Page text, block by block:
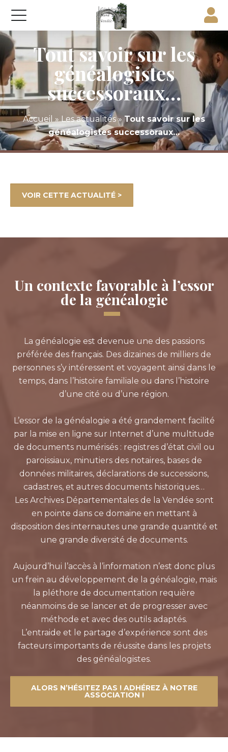
Tout savoir sur les
généalogistes
successoraux…
Accueil»Les actualités»Tout savoir sur les
généalogistes successoraux…
VOIR CETTE ACTUALITÉ >
Un contexte favorable à l’essor
de la généalogie
La généalogie est devenue une des passions
préférée des français. Des dizaines de milliers de
personnes s’y intéressent et voyagent ainsi dans le
temps, dans l’histoire familiale ou dans l’histoire
d’une cité ou d’une région.
L’essor de la généalogie a été grandement facilité
par la mise en ligne sur Internet d’une multitude
de documents numérisés : registres d’état civil ou
paroissiaux, minutiers des notaires, bases de
données militaires, déclarations de successions,
cadastres, et autres documents historiques…
Les Archives Départementales de la Vendée sont
en pointe dans ce domaine en mettant à
disposition des internautes une grande quantité et
une grande diversité de documents.
Aujourd’hui l’accès à l’information n’est donc plus
un frein au développement de la généalogie, mais
la pléthore de documentation requière
néanmoins de se lancer et de progresser avec
méthode et avec des outils adaptés.
L’entraide et le partage d’expérience sont des
facteurs importants de réussite dans les projets
des généalogistes.
ALORS N’HÉSITEZ PAS ! ADHÉREZ À NOTRE
ASSOCIATION !